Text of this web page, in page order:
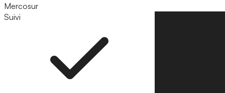
Mercosur
Suivi